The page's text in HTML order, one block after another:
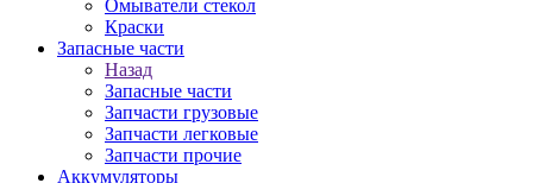
Омыватели стекол
Краски
Запасные части
Назад
Запасные части
Запчасти грузовые
Запчасти легковые
Запчасти прочие
Аккумуляторы